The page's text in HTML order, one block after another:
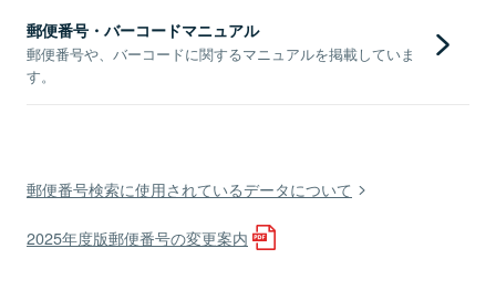
郵便番号・バーコードマニュアル
郵便番号や、バーコードに関するマニュアルを掲載していま
す。
郵便番号検索に使用されているデータについて
2025年度版郵便番号の変更案内